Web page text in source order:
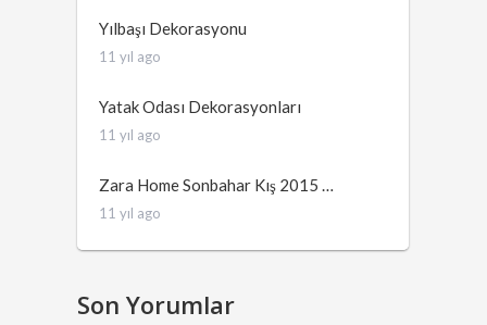
Yılbaşı Dekorasyonu
11 yıl ago
Yatak Odası Dekorasyonları
11 yıl ago
Zara Home Sonbahar Kış 2015 …
11 yıl ago
Son Yorumlar